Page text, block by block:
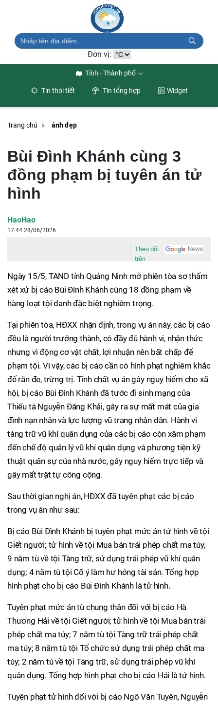
Đơn vị:
Tỉnh - Thành phố
Tin thời tiết Tin tổng hợp Widget
Trang chủ ảnh đẹp
Bùi Đình Khánh cùng 3
đồng phạm bị tuyên án tử
hình
HaoHao
17:44 28/06/2026
Theo dõi
trên
Ngày 15/5, TAND tỉnh Quảng Ninh mở phiên tòa sơ thẩm
xét xử bị cáo Bùi Đình Khánh cùng 18 đồng phạm về
hàng loạt tội danh đặc biệt nghiêm trọng.
Tại phiên tòa, HĐXX nhận định, trong vụ án này, các bị cáo
đều là người trưởng thành, có đầy đủ hành vi, nhận thức
nhưng vì động cơ vật chất, lợi nhuận nên bất chấp để
phạm tội. Vì vậy, các bị cáo cần có hình phạt nghiêm khắc
để răn đe, trừng trị. Tính chất vụ án gây nguy hiểm cho xã
hội, bị cáo Bùi Đình Khánh đã tước đi sinh mạng của
Thiếu tá Nguyễn Đăng Khải, gây ra sự mất mát của gia
đình nạn nhân và lực lượng vũ trang nhân dân. Hành vi
tàng trữ vũ khí quân dụng của các bị cáo còn xâm phạm
đến chế độ quản lý vũ khí quân dụng và phương tiện kỹ
thuật quân sự của nhà nước, gây nguy hiểm trực tiếp và
gây mất trật tự công cộng.
Sau thời gian nghị án, HĐXX đã tuyên phạt các bị cáo
trong vụ án như sau:
Bị cáo Bùi Đình Khánh bị tuyên phạt mức án tử hình về tội
Giết người; tử hình về tội Mua bán trái phép chất ma túy,
9 năm tù về tội Tàng trữ, sử dụng trái phép vũ khí quân
dụng; 4 năm tù tội Cố ý làm hư hỏng tài sản. Tổng hợp
hình phạt cho bị cáo Bùi Đình Khánh là tử hình.
Tuyên phạt mức án tù chung thân đối với bị cáo Hà
Thương Hải về tội Giết người; tử hình về tội Mua bán trái
phép chất ma túy; 7 năm tù tội Tàng trữ trái phép chất
ma túy; 8 năm tù tội Tổ chức sử dụng trái phép chất ma
túy; 2 năm tù về tội Tàng trữ, sử dụng trái phép vũ khí
quân dụng. Tổng hợp hình phạt cho bị cáo Hải là tử hình.
Tuyên phạt tử hình đối với bị cáo Ngô Văn Tuyên, Nguyễn